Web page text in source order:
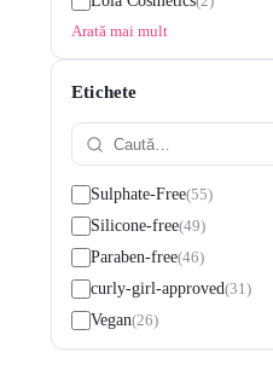
Arată mai mult
Etichete
Sulphate-Free 55
Silicone-free 49
Paraben-free 46
curly-girl-approved 31
Vegan 26